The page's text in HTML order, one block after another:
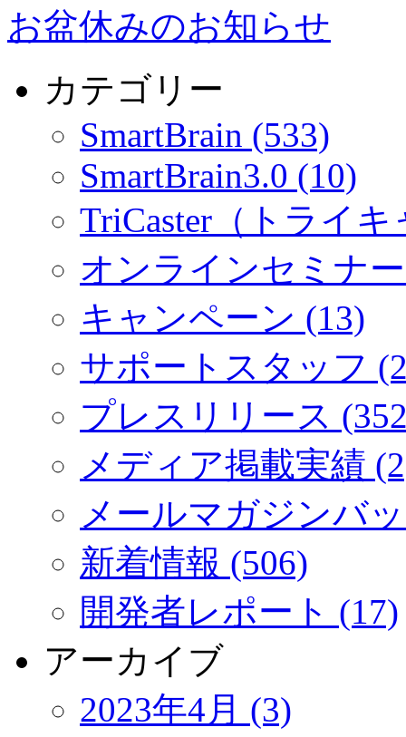
お盆休みのお知らせ
カテゴリー
SmartBrain (533)
SmartBrain3.0 (10)
TriCaster（トライ
オンラインセミナ
キャンペーン (13)
サポートスタッフ
プレスリリース
メディア掲載実績
メールマガジンバ
新着情報 (506)
開発者レポート (17)
アーカイブ
2023年4月 (3)